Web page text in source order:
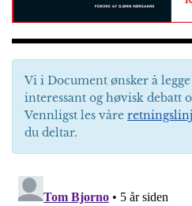
Vi i Document ønsker å
interessant og høvisk debatt
Vennligst les våre
du deltar.